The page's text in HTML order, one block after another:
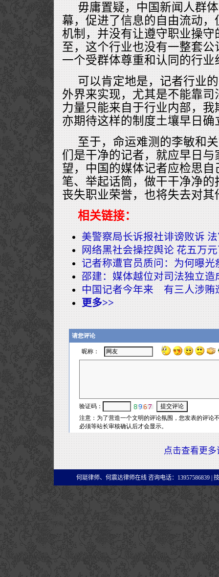
毋庸置疑，中国新闻人群
幕，促进了信息的自由流动
机制，并没有让遵守职业操
至，这个行业也没有一整套
一个受群体尊重和认同的行业
可以肯定地是，记者行业
外界来实现，尤其是不能靠司
力量只能来自于行业内部，
亦期待这样的制度土壤早日确
至于，命运难测的李敏和
们是干净的记者，就应早日
望，中国的媒体记者应检思
笔、举起话筒，做干干净净
丧失职业荣誉，也将失去对
相关链接：
美警察局长诉报社诽谤败诉
网络黑社会操控舆论 花五万
记者称遭官员质问：为何曝
邵建：媒体越位对司法独立造
中国记者今年来 有三人涉贿
更多>>
点击查看更多
何珽律师、何震达律师在线 咨询电话：13957586839 |